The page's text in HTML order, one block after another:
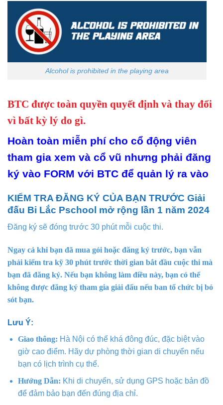
Alcohol is prohibited in the playing area
BTC được toàn quyền quyết định và thay đổi
vì bất kỳ lý do gì.
Hoàn toàn miễn phí cho cổ động viên
tham gia xem và cổ vũ nhưng phải đăng
ký vào FORM với BTC để quản lý ra vào
KIỂM TRA ĐĂNG KÝ CỦA BẠN TRƯỚC Giải
đấu Bi Lắc Pschool mở rộng lần 1 năm 2024
Đăng ký sẽ đóng trước 30 phút mỗi cuộc thi.
Ngay cả khi bạn đã mua gói hoặc đăng ký trước, bạn vẫn
phải kiểm tra kỹ 30 phút trước thời gian bắt đầu cuộc thi mà
bạn đã đăng ký. Nếu bạn không làm điều này, bạn có thể
không được đăng ký tham gia giải đấu nếu ban tổ chức bị bỏ
sót bạn.
Lưu Ý:
Giao thông: Hà Nội có thể khá đông đúc, đặc biệt vào
giờ cao điểm. Hãy dự phòng thời gian di chuyển nếu
bạn có lịch trình cụ thể.
Hướng Dẫn: Khi di chuyển, sử dụng GPS hoặc bản đồ
để đảm bảo bạn đến đúng địa chỉ.